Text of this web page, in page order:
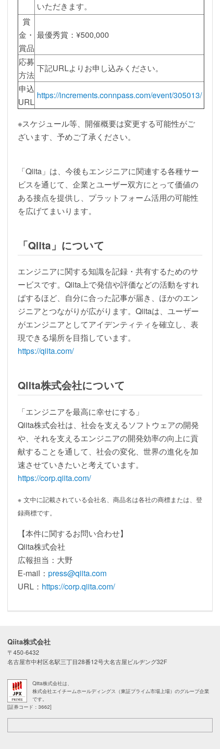
いただきます。
賞
金・
賞品
最優秀賞：¥500,000
応募
方法
下記URLよりお申し込みください。
申込
URL
https://increments.connpass.com/event/305013/
※スケジュール等、開催概要は変更する可能性がご
ざいます、予めご了承ください。
「Qiita」は、今後もエンジニアに関連する各種サー
ビスを通じて、企業とユーザー双方にとって価値の
ある接点を提供し、プラットフォーム活用の可能性
を広げてまいります。
「Qiita」について
エンジニアに関する知識を記録・共有するためのサ
ービスです。Qiita上で発信や評価などの活動をすれ
ばするほど、自分に合った記事が届き、ほかのエン
ジニアとつながりが広がります。Qiitaは、ユーザー
がエンジニアとしてアイデンティティを確立し、表
現できる場所を目指しています。
https://qiita.com/
Qiita株式会社について
「エンジニアを最高に幸せにする」
Qiita株式会社は、社会を支えるソフトウェアの開発
や、それを支えるエンジニアの開発効率の向上に貢
献することを通して、社会の変化、世界の進化を加
速させていきたいと考えています。
https://corp.qiita.com/
※ 文中に記載されている会社名、商品名は各社の商標または、登
録商標です。
【本件に関するお問い合わせ】
Qiita株式会社
広報担当：大野
E-mail： press@qiita.com
URL： https://corp.qiita.com/
Qiita株式会社
〒450-6432
名古屋市中村区名駅三丁目28番12号大名古屋ビルヂング32F
Qiita株式会社は、
株式会社エイチームホールディングス（東証プライム市場上場）のグループ企業
です。
[証券コード：3662]